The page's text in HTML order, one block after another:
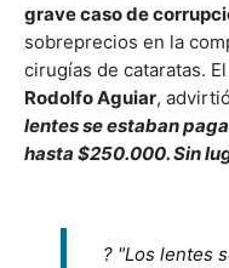
grave caso de
sobreprecios en la
cirugías de cataratas.
Rodolfo Aguiar,
lentes se estaban
hasta $250.000. Sin
? "Los lentes